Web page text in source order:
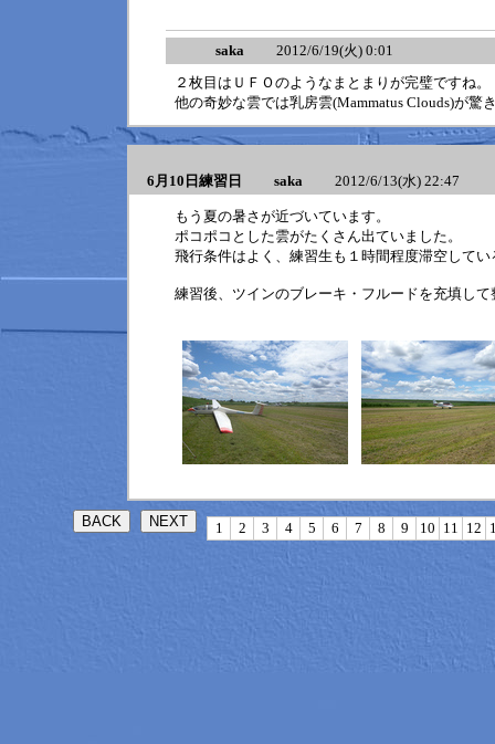
saka 2012/6/19(火) 0:01
２枚目はＵＦＯのようなまとまりが完璧ですね。
他の奇妙な雲では乳房雲(Mammatus Clouds)が驚
6月10日練習日 saka 2012/6/13(水) 22:47
もう夏の暑さが近づいています。
ポコポコとした雲がたくさん出ていました。
飛行条件はよく、練習生も１時間程度滞空して
練習後、ツインのブレーキ・フルードを充填し
1 2 3 4 5 6 7 8 9 10 11 12